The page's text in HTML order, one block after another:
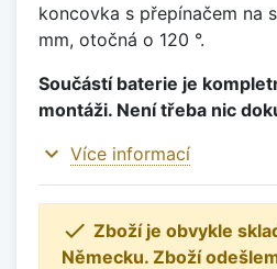
koncovka s přepínačem na
mm, otočná o 120 °.
Součástí baterie je
montáži. Není třeba nic
expand_more Více informací
 Zboží je obvykle
Německu. Zboží